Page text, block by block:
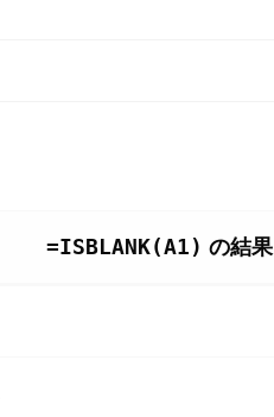
=ISBLANK(A1) の結果